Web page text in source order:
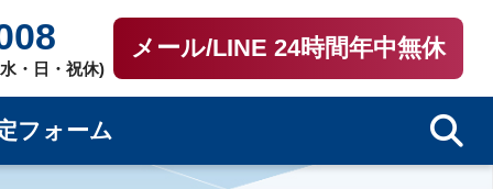
・日・祝休)
メール/LINE 24時間年中無休
フォーム